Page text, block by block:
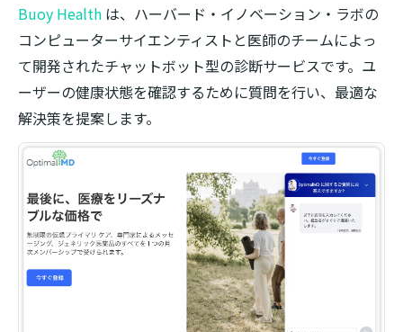
Buoy Health は、ハーバード・イノベーション・ラボの
コンピューターサイエンティストと医師のチームによっ
て開発されたチャットボット型の診断サービスです。ユ
ーザーの健康状態を確認するために質問を行い、最適な
解決策を提案します。